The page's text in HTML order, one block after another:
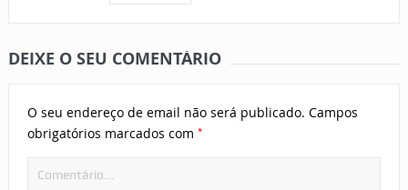
DEIXE O SEU COMENTÁRIO
O seu endereço de email não será publicado. Campos
obrigatórios marcados com *